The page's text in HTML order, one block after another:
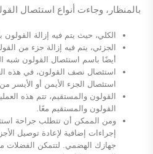
بالمنظار، وجاءت أنواع استئصال
الكلي، حيث يتم فيه إزالة القولون
الجزئي، يتم فيه إزالة جزء من
أيضًا باسم استئصال القولون شبه
استئصال نصف القولون، في هذه
استئصال الجزء الأيمن أو الأيسر
القولون والمستقيم، تتم هذه
القولون والمستقيم معًا.
ومن الممكن أن تتطلب جراحة
إجراءات إضافية لإعادة توصيل
جهازك الهضمي. لتتمكن الفضلات